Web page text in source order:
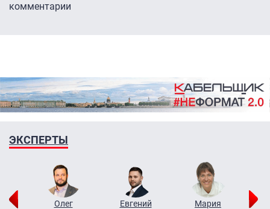
комментарии
ЭКСПЕРТЫ
Олег
Евгений
Мария